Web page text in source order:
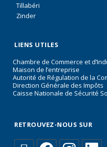
Tillabéri
Zinder
LIENS UTILES
Chambre de Commerce et
Maison de l’entreprise
Autorité de Régulation de la
Direction Générale des Impôts
Caisse Nationale de Sécurité
RETROUVEZ-NOUS SUR